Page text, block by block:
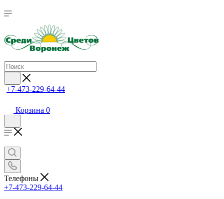
+7-473-229-64-44
Корзина 0
Телефоны
+7-473-229-64-44